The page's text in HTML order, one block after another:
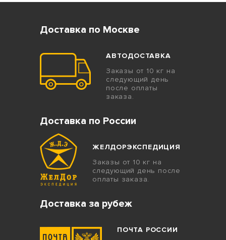
Доставка по Москве
АВТОДОСТАВКА
Заказы от 10 кг на
следующий день
после оплаты
заказа.
Доставка по России
ЖЕЛДОРЭКСПЕДИЦИЯ
Заказы от 10 кг на
следующий день после
оплаты заказа.
Доставка за рубеж
ПОЧТА РОССИИ